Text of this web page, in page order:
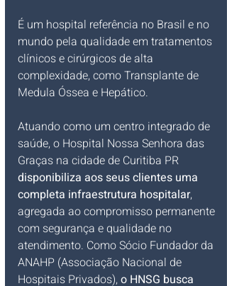
É um hospital referência no Brasil e no
mundo pela qualidade em tratamentos
clínicos e cirúrgicos de alta
complexidade, como Transplante de
Medula Óssea e Hepático.
Atuando como um centro integrado de
saúde, o Hospital Nossa Senhora das
Graças na cidade de Curitiba PR
disponibiliza aos seus clientes uma
completa infraestrutura hospitalar,
agregada ao compromisso permanente
com segurança e qualidade no
atendimento. Como Sócio Fundador da
ANAHP (Associação Nacional de
Hospitais Privados), o HNSG busca